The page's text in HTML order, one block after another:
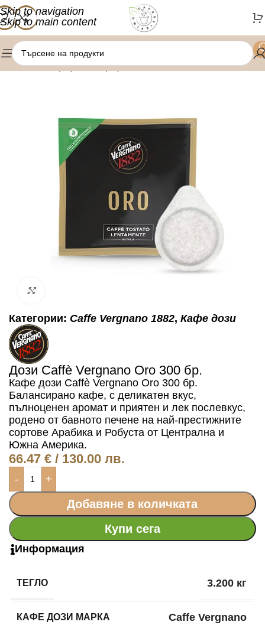
Skip to navigation
Skip to main content
Начало/Оферти/Оферта дози
Категории: Caffe Vergnano 1882, Кафе дози
Дози Caffè Vergnano Oro 300 бр.
Кафе дози Caffè Vergnano Oro 300 бр.
Балансирано кафе, с деликатен вкус,
пълноценен аромат и приятен и лек послевкус,
родено от бавното печене на най-престижните
сортове Арабика и Робуста от Централна и
Южна Америка.
66.47 € / 130.00 лв.
- +
Добавяне в количката
Купи сега
Информация
ТЕГЛО 3.200 кг
КАФЕ ДОЗИ МАРКА Caffe Vergnano